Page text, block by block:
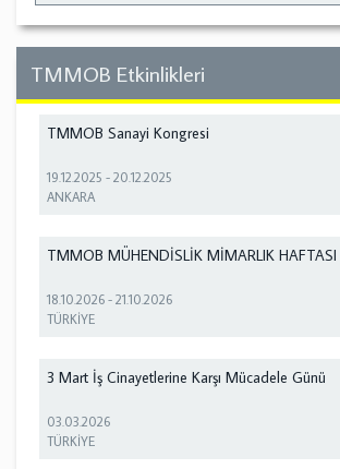
TMMOB Etkinlikleri
TMMOB Sanayi Kongresi
19.12.2025 -20.12.2025
ANKARA
TMMOB MÜHENDİSLİK MİMARLIK HAFTASI
18.10.2026 -21.10.2026
TÜRKİYE
3 Mart İş Cinayetlerine Karşı Mücadele Günü
03.03.2026
TÜRKİYE